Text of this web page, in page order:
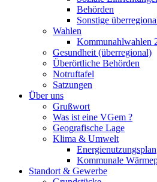
Behörden
Sonstige
Wahlen
Kommunahlwahlen
Gesundheit (überregional)
Überörtliche Behörden
Notruftafel
Satzungen
Über uns
Grußwort
Was ist eine VGem ?
Geografische Lage
Klima & Umwelt
Energienutzungsplan
Kommunale
Standort & Gewerbe